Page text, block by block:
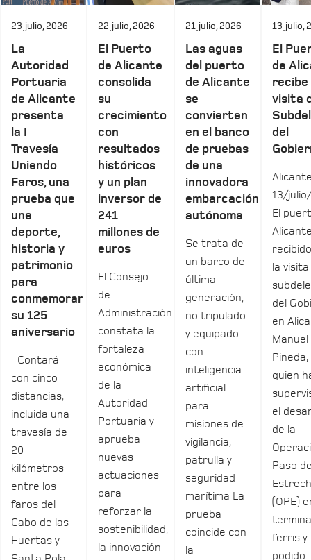
23 julio, 2026
La
Autoridad
Portuaria
de Alicante
presenta
la I
Travesía
Uniendo
Faros, una
prueba que
une
deporte,
historia y
patrimonio
para
conmemorar
su 125
aniversario
Contará
con cinco
distancias,
incluida una
travesía de
20
kilómetros
entre los
faros del
Cabo de las
Huertas y
22 julio, 2026
El Puerto
de Alicante
consolida
su
crecimiento
con
resultados
históricos
y un plan
inversor de
241
millones de
euros
El Consejo
de
Administración
constata la
fortaleza
económica
de la
Autoridad
Portuaria y
aprueba
nuevas
actuaciones
para
reforzar la
sostenibilidad,
la innovación
21 julio, 2026
Las aguas
del puerto
de Alicante
se
convierten
en el banco
de pruebas
de una
innovadora
embarcación
autónoma
Se trata de
un barco de
última
generación,
no tripulado
y equipado
con
inteligencia
artificial
para
misiones de
vigilancia,
patrulla y
seguridad
marítima La
prueba
coincide con
la
13 julio,
El
de
recibe
visita
del
13/
El
la
del
en
Manuel
Pineda,
quien
el
de la
Paso
(OPE)
ferris y
podido